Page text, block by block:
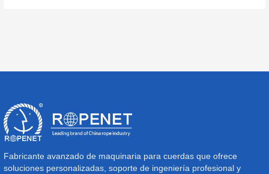
Fabricante avanzado de maquinaria para cuerdas que ofrece
soluciones personalizadas, soporte de ingeniería profesional y